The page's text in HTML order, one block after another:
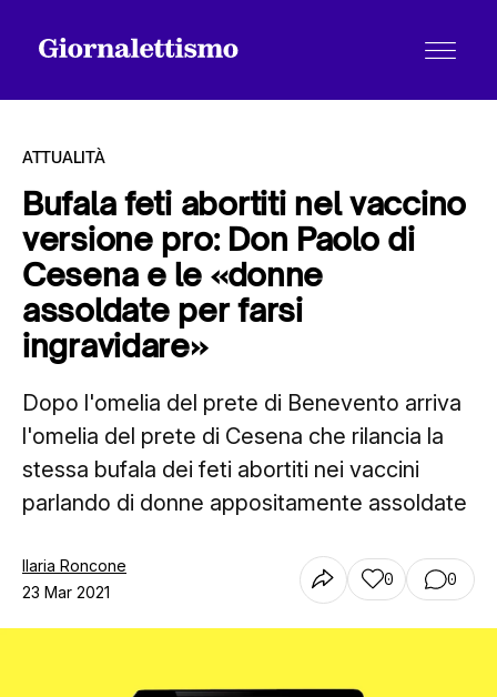
Tutti gli articoli
Chi siamo
Contatti
ATTUALITÀ
Bufala feti abortiti nel vaccino
versione pro: Don Paolo di
Cesena e le «donne
assoldate per farsi
ingravidare»
Dopo l'omelia del prete di Benevento arriva
l'omelia del prete di Cesena che rilancia la
stessa bufala dei feti abortiti nei vaccini
parlando di donne appositamente assoldate
Ilaria Roncone
23 Mar 2021
0 0